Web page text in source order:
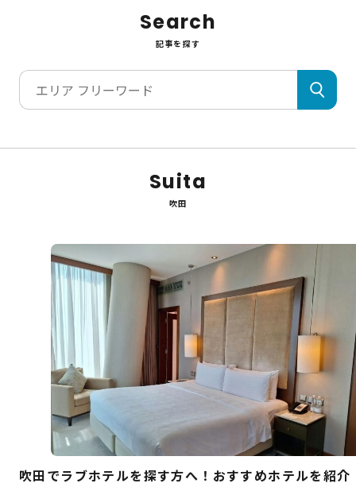
Search
記事を探す
Suita
吹田
吹田でラブホテルを探す方へ！おすすめホテルを紹介